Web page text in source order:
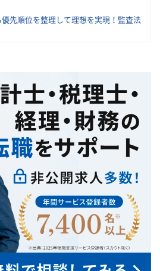
優先順位を整理して理想を実現！監査法